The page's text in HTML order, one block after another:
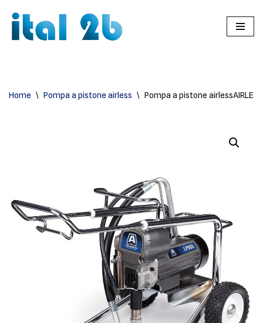
Vai
Home \ Pompa a pistone airless \ Pompa a pistone